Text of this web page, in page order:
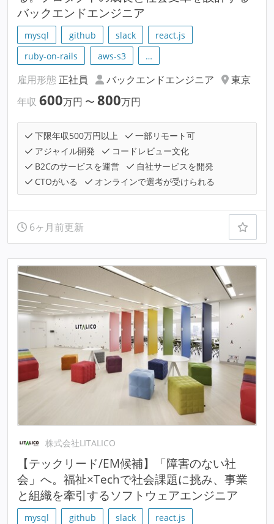
バックエンドエンジニア
mysql github slack
react.js
ruby-on-rails
aws-s3 …
雇用形態 正社員 バックエンドエンジニア
東京
年収 600万円 〜 800万円
下限年収500万円以上
一部リモート可
アジャイル開発
コードレビュー文化
B2Cのサービスを運営
自社サービスを開発
CTOがいる
オンラインで選考が受けられる
6ヶ月前更新
株式会社LITALICO
【テックリード/EM候補】「障害のない社
会」へ。福祉×Techで社会課題に挑み、事業
と組織を牽引するソフトウェアエンジニア
mysql github slack
react.js